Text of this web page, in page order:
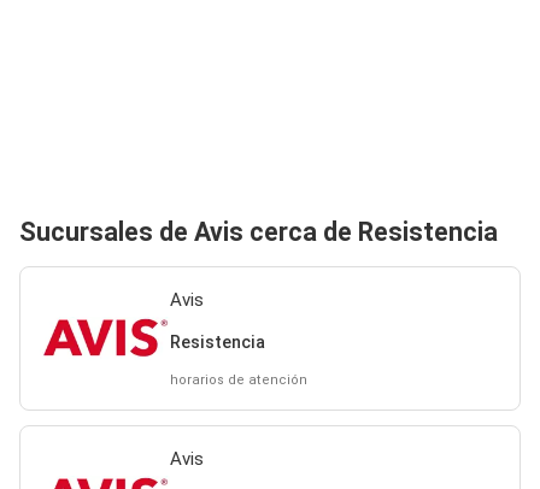
Sucursales de Avis cerca de Resistencia
Avis
Resistencia
horarios de atención
Avis